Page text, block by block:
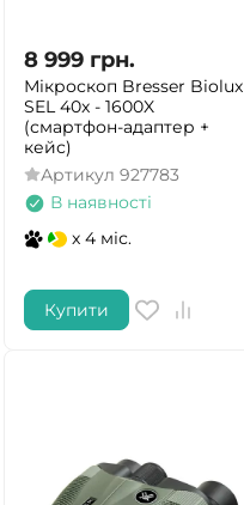
8 999 грн.
Мікроскоп Bresser Biolux
SEL 40x - 1600X
(смартфон-адаптер +
кейс)
Артикул 927783
В наявності
x 4 міс.
Купити